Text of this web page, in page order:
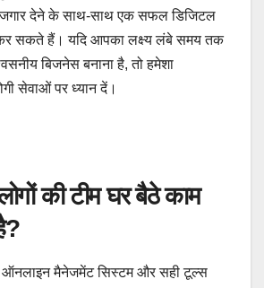
देने के साथ-साथ एक सफल डिजिटल
कर सकते हैं। यदि आपका लक्ष्य लंबे समय तक
बिजनेस बनाना है, तो हमेशा
सेवाओं पर ध्यान दें।
की टीम घर बैठे काम
ऑनलाइन मैनेजमेंट सिस्टम और सही टूल्स